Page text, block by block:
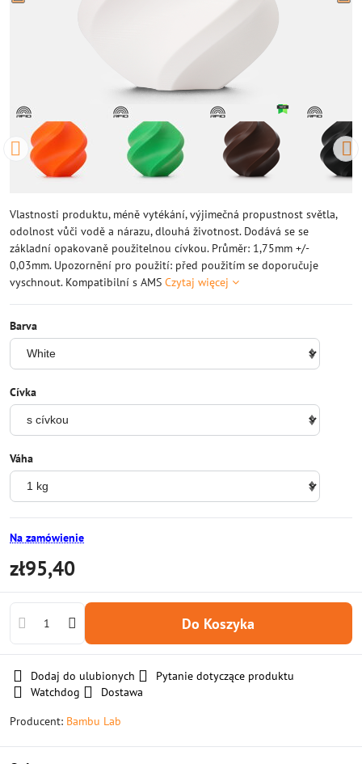
Vlastnosti produktu, méně vytékání, výjimečná propustnost světla,
odolnost vůči vodě a nárazu, dlouhá životnost. Dodává se se
základní opakovaně použitelnou cívkou. Průměr: 1,75mm +/-
0,03mm. Upozornění pro použití: před použitím se doporučuje
vyschnout. Kompatibilní s AMS Czytaj więcej
Barva
Cívka
Váha
Na zamówienie
zł95,40
Do Koszyka
Dodaj do ulubionych
Pytanie dotyczące produktu
Watchdog
Dostawa
Producent: Bambu Lab